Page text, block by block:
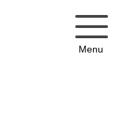
Menu